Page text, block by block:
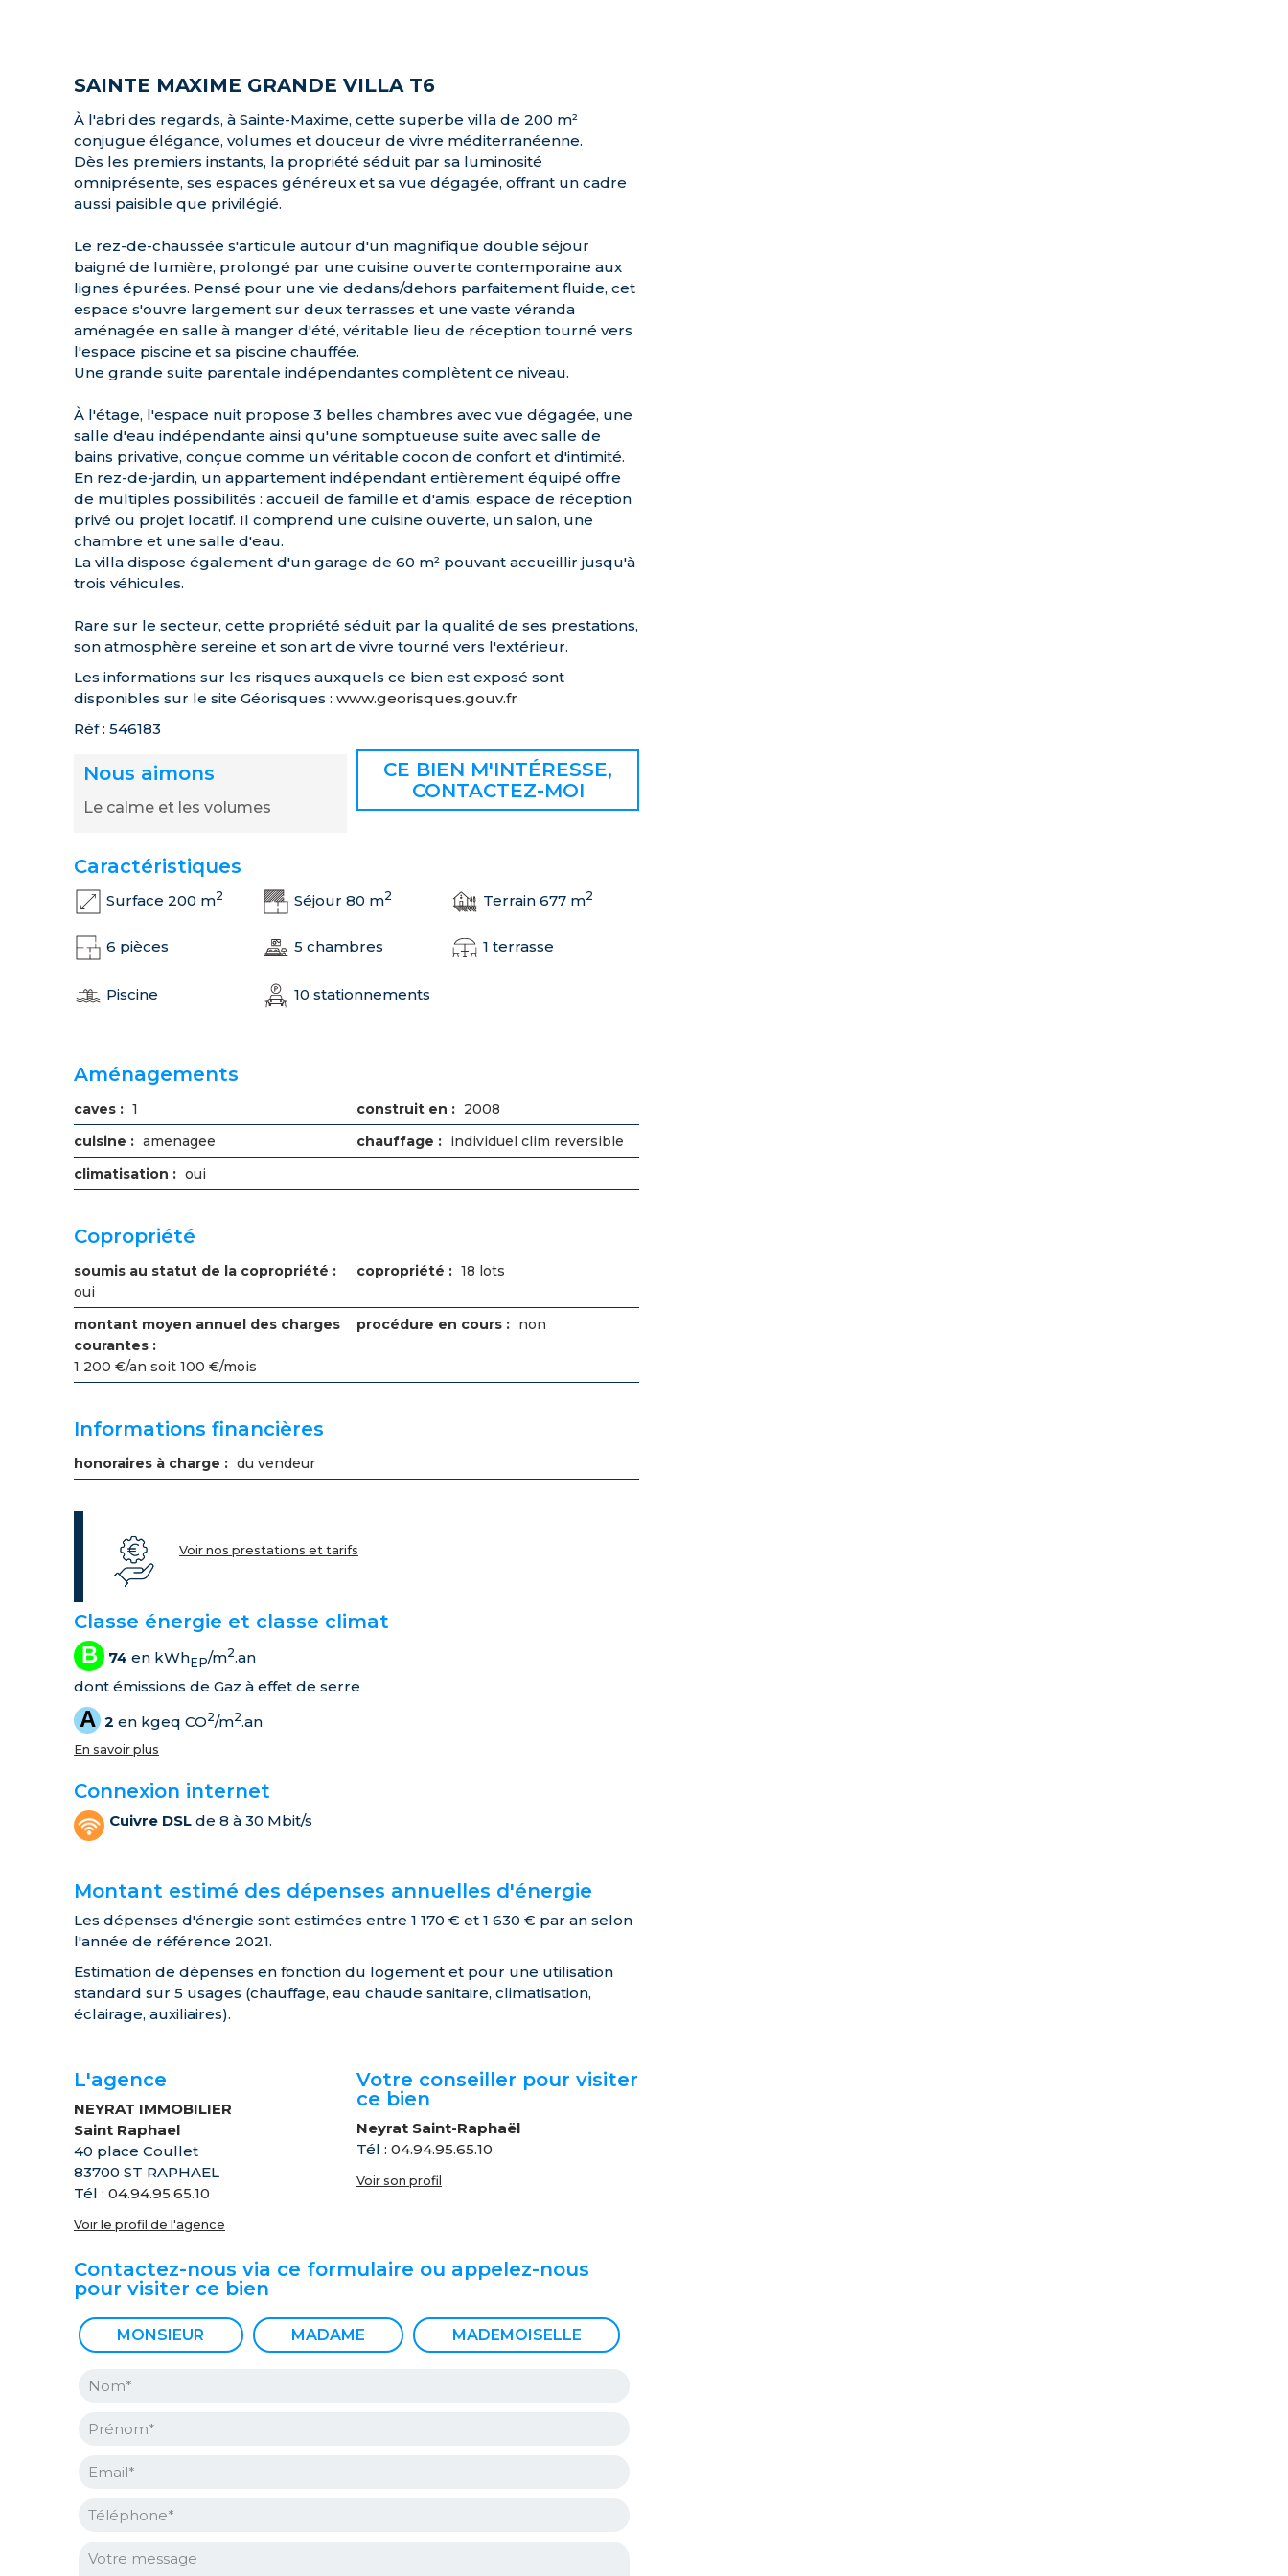
SAINTE MAXIME GRANDE VILLA T6
À l'abri des regards, à Sainte-Maxime, cette superbe villa de 200 m²
conjugue élégance, volumes et douceur de vivre méditerranéenne.
Dès les premiers instants, la propriété séduit par sa luminosité
omniprésente, ses espaces généreux et sa vue dégagée, offrant un cadre
aussi paisible que privilégié.
Le rez-de-chaussée s'articule autour d'un magnifique double séjour
baigné de lumière, prolongé par une cuisine ouverte contemporaine aux
lignes épurées. Pensé pour une vie dedans/dehors parfaitement fluide, cet
espace s'ouvre largement sur deux terrasses et une vaste véranda
aménagée en salle à manger d'été, véritable lieu de réception tourné vers
l'espace piscine et sa piscine chauffée.
Une grande suite parentale indépendantes complètent ce niveau.
À l'étage, l'espace nuit propose 3 belles chambres avec vue dégagée, une
salle d'eau indépendante ainsi qu'une somptueuse suite avec salle de
bains privative, conçue comme un véritable cocon de confort et d'intimité.
En rez-de-jardin, un appartement indépendant entièrement équipé offre
de multiples possibilités : accueil de famille et d'amis, espace de réception
privé ou projet locatif. Il comprend une cuisine ouverte, un salon, une
chambre et une salle d'eau.
La villa dispose également d'un garage de 60 m² pouvant accueillir jusqu'à
trois véhicules.
Rare sur le secteur, cette propriété séduit par la qualité de ses prestations,
son atmosphère sereine et son art de vivre tourné vers l'extérieur.
Les informations sur les risques auxquels ce bien est exposé sont
disponibles sur le site Géorisques : www.georisques.gouv.fr
Réf : 546183
Nous aimons
Le calme et les volumes
CE BIEN M'INTÉRESSE,
CONTACTEZ-MOI
Caractéristiques
Surface 200 m2 Séjour 80 m2 Terrain 677 m2
6 pièces 5 chambres 1 terrasse
Piscine 10 stationnements
Aménagements
caves : 1 construit en : 2008
cuisine : amenagee chauffage : individuel clim reversible
climatisation : oui
Copropriété
soumis au statut de la copropriété :
oui
copropriété : 18 lots
montant moyen annuel des charges
courantes :
1 200 €/an soit 100 €/mois
procédure en cours : non
Informations financières
honoraires à charge : du vendeur
Voir nos prestations et tarifs
Classe énergie et classe climat
B 74 en kWhEP/m2.an
dont émissions de Gaz à effet de serre
A 2 en kgeq CO2/m2.an
En savoir plus
Connexion internet
Cuivre DSL de 8 à 30 Mbit/s
Montant estimé des dépenses annuelles d'énergie
Les dépenses d'énergie sont estimées entre 1 170 € et 1 630 € par an selon
l'année de référence 2021.
Estimation de dépenses en fonction du logement et pour une utilisation
standard sur 5 usages (chauffage, eau chaude sanitaire, climatisation,
éclairage, auxiliaires).
L'agence
NEYRAT IMMOBILIER
Saint Raphael
40 place Coullet
83700 ST RAPHAEL
Tél : 04.94.95.65.10
Voir le profil de l'agence
Votre conseiller pour visiter
ce bien
Neyrat Saint-Raphaël
Tél : 04.94.95.65.10
Voir son profil
Contactez-nous via ce formulaire ou appelez-nous
pour visiter ce bien
Civilité :MONSIEUR MADAME MADEMOISELLE
Nom* :
Prénom* :
Email* :
Téléphone* :
Votre message :